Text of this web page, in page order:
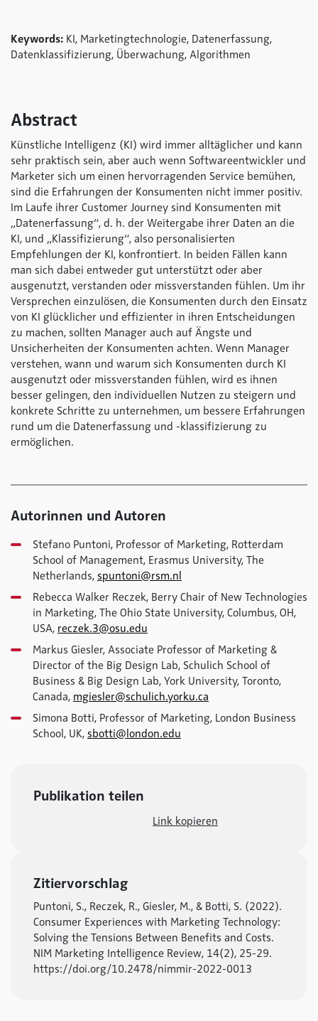
Keywords: KI, Marketingtechnologie, Datenerfassung,
Datenklassifizierung, Überwachung, Algorithmen
Abstract
Künstliche Intelligenz (KI) wird immer alltäglicher und kann
sehr praktisch sein, aber auch wenn Softwareentwickler und
Marketer sich um einen hervorragenden Service bemühen,
sind die Erfahrungen der Konsumenten nicht immer positiv.
Im Laufe ihrer Customer Journey sind Konsumenten mit
„Datenerfassung“, d. h. der Weitergabe ihrer Daten an die
KI, und „Klassifizierung“, also personalisierten
Empfehlungen der KI, konfrontiert. In beiden Fällen kann
man sich dabei entweder gut unterstützt oder aber
ausgenutzt, verstanden oder missverstanden fühlen. Um ihr
Versprechen einzulösen, die Konsumenten durch den Einsatz
von KI glücklicher und effizienter in ihren Entscheidungen
zu machen, sollten Manager auch auf Ängste und
Unsicherheiten der Konsumenten achten. Wenn Manager
verstehen, wann und warum sich Konsumenten durch KI
ausgenutzt oder missverstanden fühlen, wird es ihnen
besser gelingen, den individuellen Nutzen zu steigern und
konkrete Schritte zu unternehmen, um bessere Erfahrungen
rund um die Datenerfassung und -klassifizierung zu
ermöglichen.
Autorinnen und Autoren
Stefano Puntoni, Professor of Marketing, Rotterdam
School of Management, Erasmus University, The
Netherlands, spuntoni@rsm.nl
Rebecca Walker Reczek, Berry Chair of New Technologies
in Marketing, The Ohio State University, Columbus, OH,
USA, reczek.3@osu.edu
Markus Giesler, Associate Professor of Marketing &
Director of the Big Design Lab, Schulich School of
Business & Big Design Lab, York University, Toronto,
Canada, mgiesler@schulich.yorku.ca
Simona Botti, Professor of Marketing, London Business
School, UK, sbotti@london.edu
Publikation teilen
Link kopieren
Zitiervorschlag
Puntoni, S., Reczek, R., Giesler, M., & Botti, S. (2022).
Consumer Experiences with Marketing Technology:
Solving the Tensions Between Benefits and Costs.
NIM Marketing Intelligence Review, 14(2), 25-29.
https://doi.org/10.2478/nimmir-2022-0013